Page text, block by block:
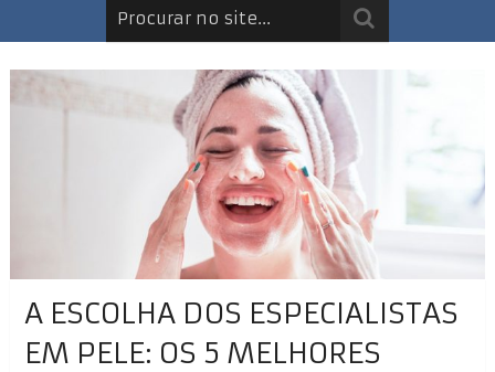
A ESCOLHA DOS ESPECIALISTAS
EM PELE: OS 5 MELHORES